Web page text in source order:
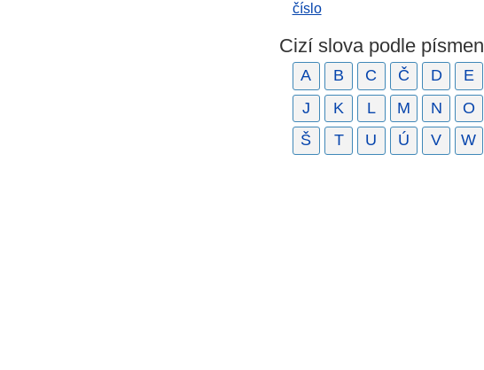
číslo
Cizí slova podle písmen
A B C Č D E
J
K L M N O
Š
T U Ú V W